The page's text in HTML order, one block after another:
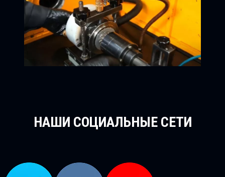
НАШИ СОЦИАЛЬНЫЕ СЕТИ